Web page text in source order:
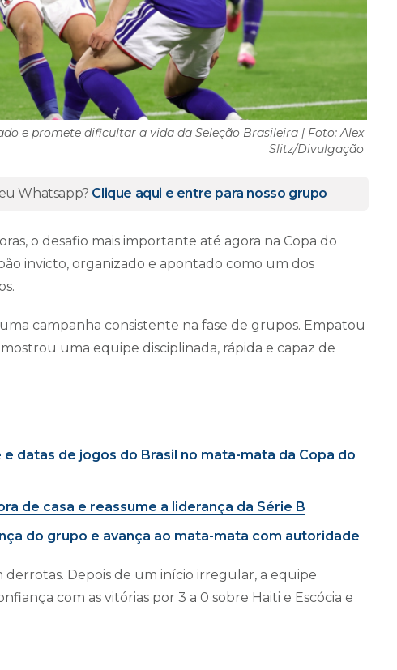
e promete dificultar a vida da Seleção Brasileira | Foto: Alex
Slitz/Divulgação
Whatsapp? Clique aqui e entre para nosso grupo
o desafio mais importante até agora na Copa do
invicto, organizado e apontado como um dos
campanha consistente na fase de grupos. Empatou
uma equipe disciplinada, rápida e capaz de
datas de jogos do Brasil no mata-mata da Copa do
de casa e reassume a liderança da Série B
do grupo e avança ao mata-mata com autoridade
Depois de um início irregular, a equipe
com as vitórias por 3 a 0 sobre Haiti e Escócia e